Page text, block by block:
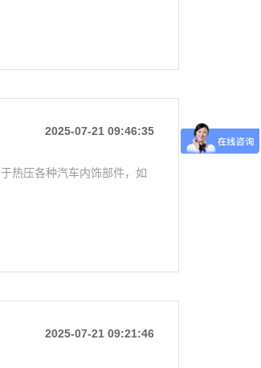
2025-07-21 09:46:35
热压各种汽车内饰部件，如
2025-07-21 09:21:46